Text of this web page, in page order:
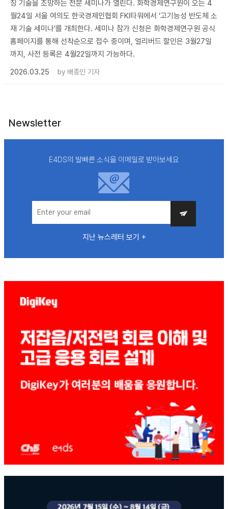
징 기술을 조망하는 전문 세미나가 열린다. 화학경제연구원이 오는 4
월24일 서울 여의도 한국경제인협회 FKI타워에서 ‘고기능성 반도체 소
재 기술 세미나’를 개최한다. 세미나 참가 신청은 화학경제연구원 공식
홈페이지를 통해 선착순으로 접수 중이며, 얼리버드 할인은 3월27일
까지, 사전 등록은 4월22일까지 가능하다.
2026.03.25
by 배종인 기자
Newsletter
E4DS의 발빠른 소식을 이메일로 받아보세요
지난 뉴스레터 보기 +